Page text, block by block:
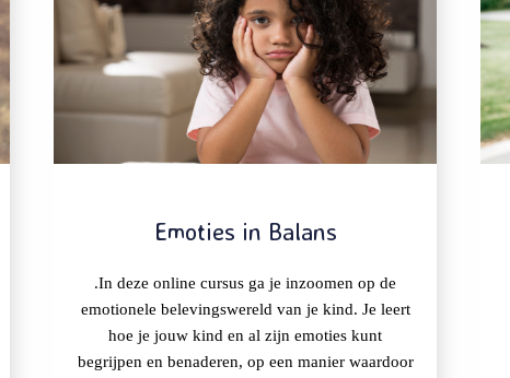
Emoties in Balans
.In deze online cursus ga je inzoomen op de
emotionele belevingswereld van je kind. Je leert
hoe je jouw kind en al zijn emoties kunt
begrijpen en benaderen, op een manier waardoor